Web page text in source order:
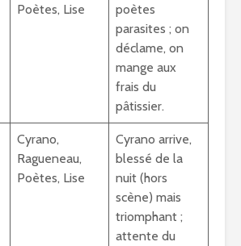
Poètes, Lise
poètes
parasites ; on
déclame, on
mange aux
frais du
pâtissier.
Cyrano,
Ragueneau,
Poètes, Lise
Cyrano arrive,
blessé de la
nuit (hors
scène) mais
triomphant ;
attente du